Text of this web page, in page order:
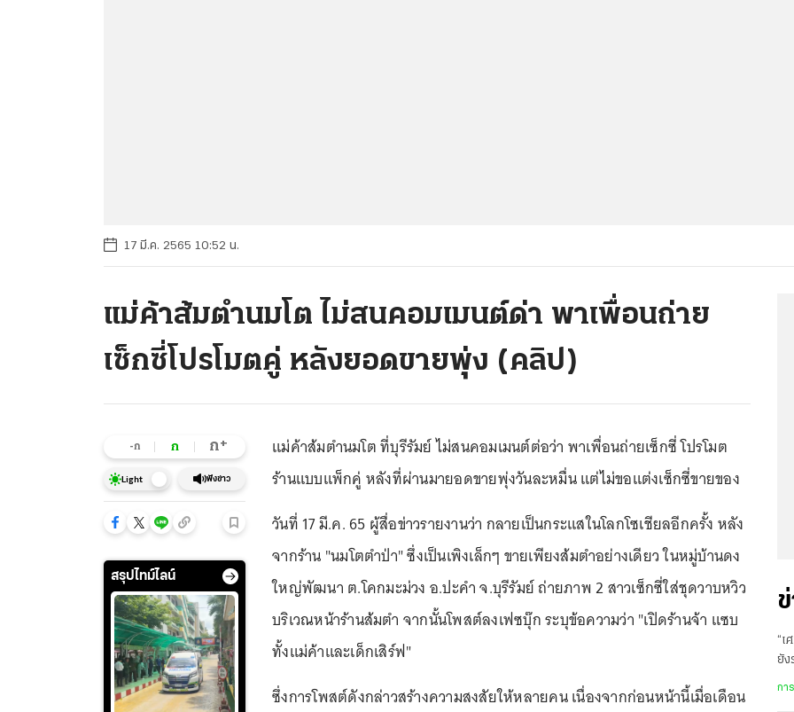
17 มี.ค. 2565 10:52 น.
แม่ค้าส้มตำนมโต ไม่สนคอมเมนต์ด่า พาเพื่อนถ่าย
เซ็กซี่โปรโมตคู่ หลังยอดขายพุ่ง (คลิป)
-ก ก ก+
Light ฟังข่าว
สรุปไทม์ไลน์
แม่ค้าส้มตำนมโต ที่บุรีรัมย์ ไม่สนคอมเมนต์ต่อว่า พาเพื่อนถ่ายเซ็กซี่ โปรโมต
ร้านแบบแพ็กคู่ หลังที่ผ่านมายอดขายพุ่งวันละหมื่น แต่ไม่ขอแต่งเซ็กซี่ขายของ
วันที่ 17 มี.ค. 65 ผู้สื่อข่าวรายงานว่า กลายเป็นกระแสในโลกโซเชียลอีกครั้ง หลัง
จากร้าน "นมโตตำป่า" ซึ่งเป็นเพิงเล็กๆ ขายเพียงส้มตำอย่างเดียว ในหมู่บ้านดง
ใหญ่พัฒนา ต.โคกมะม่วง อ.ปะคำ จ.บุรีรัมย์ ถ่ายภาพ 2 สาวเซ็กซี่ใส่ชุดวาบหวิว
บริเวณหน้าร้านส้มตำ จากนั้นโพสต์ลงเฟซบุ๊ก ระบุข้อความว่า "เปิดร้านจ้า แซบ
ทั้งแม่ค้าและเด็กเสิร์ฟ"
ซึ่งการโพสต์ดังกล่าวสร้างความสงสัยให้หลายคน เนื่องจากก่อนหน้านี้เมื่อเดือน
“เ
ยัง
สั
กา